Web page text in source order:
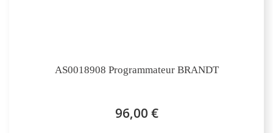
AS0018908 Programmateur BRANDT
96,00 €